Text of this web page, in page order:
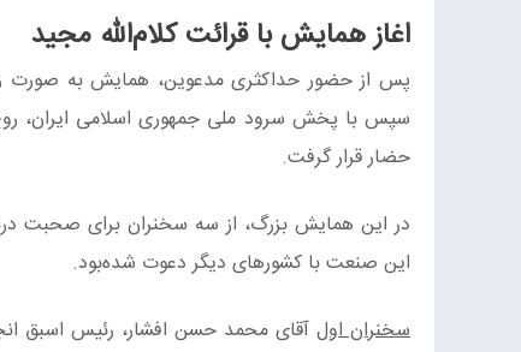
اغاز همایش با قرائت کلام‌الله مجید
پس از حضور حداکثری مدعوین، همایش به صورت
سپس با پخش سرود ملی جمهوری اسلامی ایران،
حضار قرار گرفت.
در این همایش بزرگ، از سه سخنران برای صحبت
این صنعت با کشورهای دیگر دعوت شده‌بود.
سخنران اول آقای محمد حسن افشار، رئیس اسبق